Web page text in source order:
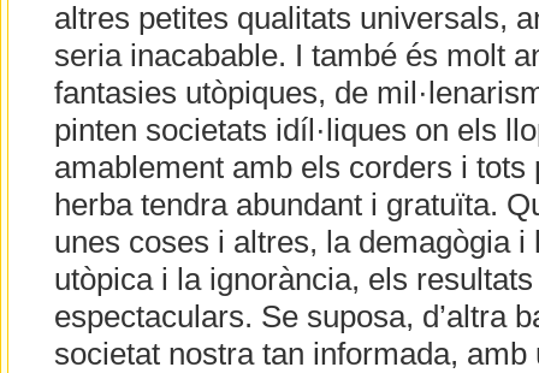
altres petites qualitats universals,
seria inacabable. I també és molt
fantasies utòpiques, de
pinten societats idíl·liques on els
amablement amb els corders i tots
herba tendra abundant i gratuïta.
unes coses i altres, la demagògia
utòpica i la ignorància, els
espectaculars. Se suposa, d’altra
societat nostra tan informada, amb